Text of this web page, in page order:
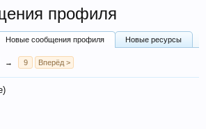
профиля
Новые сообщения профиля Новые ресурсы
→ 9 Вперёд >